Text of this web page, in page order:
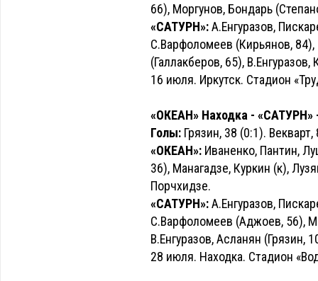
66), Моргунов, Бондарь
«САТУРН»:А.Енгуразов,
С.Варфоломеев (Кирьянов,
(Галлакберов, 65), В.Енгуразов,
16 июля. Иркутск. Стадион
«ОКЕАН» Находка - «САТУРН»
Голы: Грязин, 38 (0:1). Векварт,
«ОКЕАН»: Иваненко, Пантин,
36), Манагадзе, Куркин (к),
Порчхидзе.
«САТУРН»:А.Енгуразов,
С.Варфоломеев (Аджоев, 56),
В.Енгуразов, Асланян (Грязин,
28 июля. Находка. Стадион